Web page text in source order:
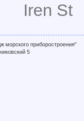
Iren St
морского приборостроения"
5